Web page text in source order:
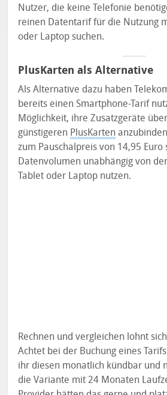
Nutzer, die keine Telefonie
reinen Datentarif für die Nutzung
oder Laptop suchen.
PlusKarten als Alternative
Als Alternative dazu haben
bereits einen Smartphone-Tarif
Möglichkeit, ihre Zusatzgeräte
günstigeren PlusKarten
zum Pauschalpreis von 14,95 Euro
Datenvolumen unabhängig von
Tablet oder Laptop nutzen.
Rechnen und vergleichen lohnt
Achtet bei der Buchung eines
ihr diesen monatlich kündbar und
die Variante mit 24 Monaten